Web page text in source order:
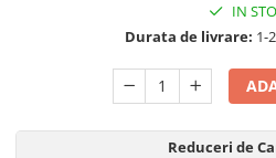
Tapet 3D Autoadeziv
Umidificatoare
Uscatoare si Standere Haine
Articole pentru Gradina si Bricolaj
IN
Durata de livrare: 1-
Reduceri de